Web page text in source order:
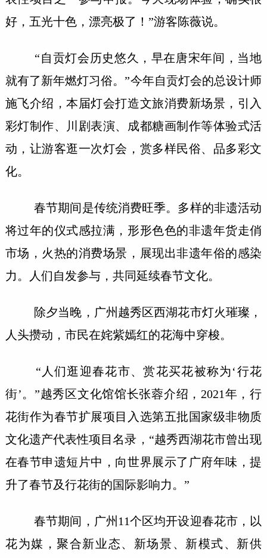
好，五光十色，漂亮极了！”游客陈薇说。
“自贡灯会历史悠久，早在唐宋年间，当地
就有了新年燃灯习俗。”今年自贡灯会的总设计师
施飞介绍，本届灯会打造文旅消费新场景，引入
彩灯制作、川剧表演、成都糖画制作等体验式活
动，让游客逛一次灯会，赏多样民俗、品多彩文
化。
春节期间是传统消费旺季。多样的非遗活动
将过年的仪式感拉满，形形色色的非遗年货走俏
市场，火热的消费场景，展现出非遗年俗的感染
力。人们自发参与，共同延续春节文化。
除夕当晚，广州越秀区西湖花市灯火璀璨，
人头攒动，市民在姹紫嫣红的花海中穿梭。
“人们逛迎春花市、赏花买花被称为‘行花
街’。”越秀区文化馆馆长张蓉介绍，2021年，行
花街作为春节扩展项目入选第五批国家级非物质
文化遗产代表性项目名录，“越秀西湖花市曾出现
在春节申遗短片中，向世界展示了广府年味，提
升了春节及行花街的国际影响力。”
春节期间，广州11个区均开设迎春花市，以
花为媒，聚合新业态、新场景、新模式、新供